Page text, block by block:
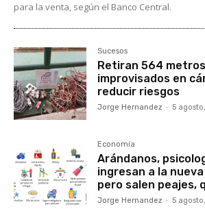
para la venta, según el Banco Central.
Sucesos
Retiran 564
improvisados en
reducir riesgos
Jorge Hernandez - 5
Economía
Arándanos,
ingresan a la
pero salen peajes,
Jorge Hernandez - 5